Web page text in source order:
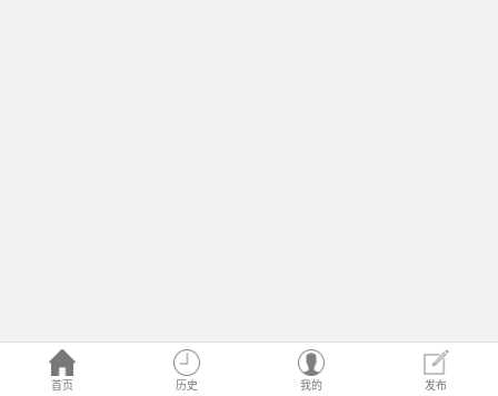
首页 历史 我的 发布